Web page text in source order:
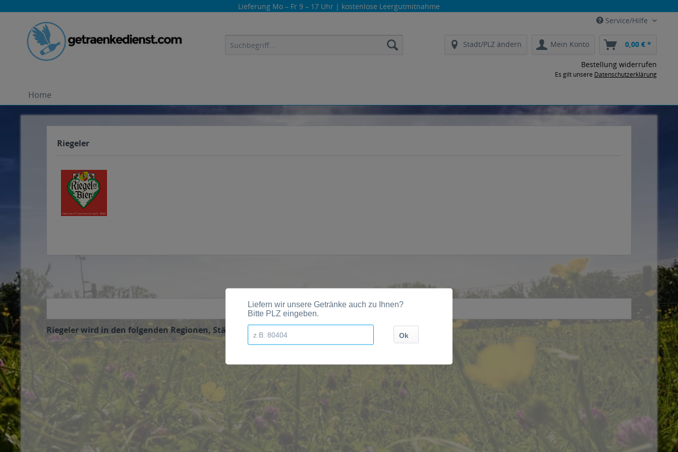
Lieferung Mo – Fr 9 – 17 Uhr | kostenlose Leergutmitnahme
Service/Hilfe
Stadt/PLZ ändern Mein Konto 0,00 € *
Bestellung widerrufen
Es gilt unsere Datenschutzerklärung
Home
Riegeler
Riegeler wird in den folgenden Regionen, Städten, Orten und Postleitzahl-Gebieten geliefert